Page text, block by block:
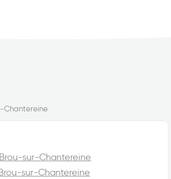
Chantereine
sur-Chantereine
sur-Chantereine